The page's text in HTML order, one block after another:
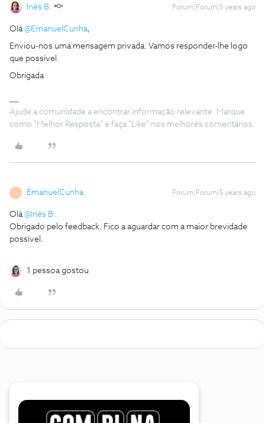
Inês B. Forum|Forum|5 years ago
Olá@EmanuelCunha,
Enviou-nos uma mensagem privada. Vamos responder-lhe logo
que possível.
Obrigada
Ajude a comunidade a encontrar informação relevante. Marque
como "Melhor Resposta" e faça "Like" nos melhores comentários.
E EmanuelCunha Forum|Forum|5 years ago
Olá@Inês B.
Obrigado pelo feedback. Fico a aguardar com a maior brevidade
possível.
1 pessoa gostou